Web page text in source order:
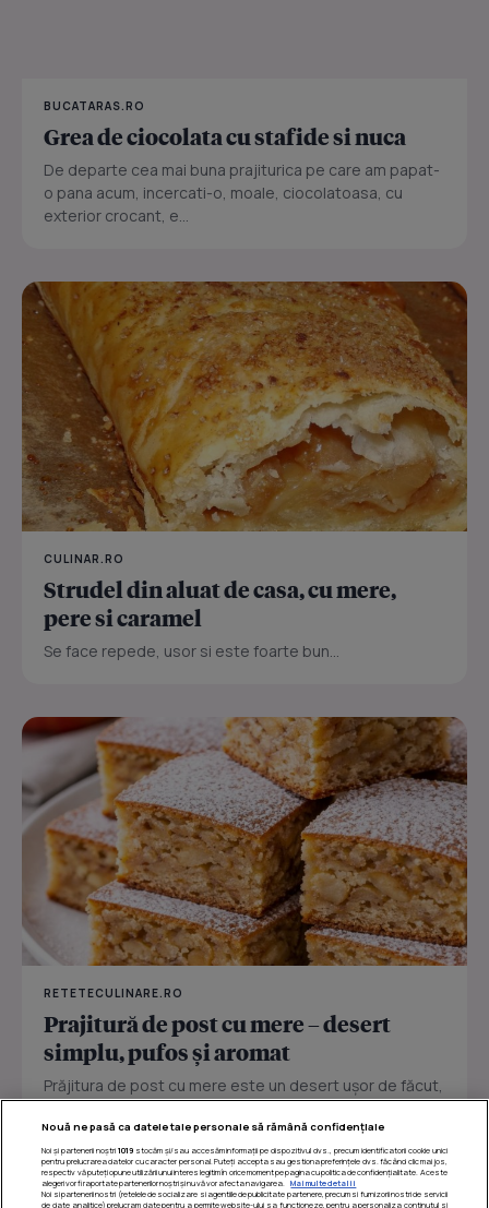
BUCATARAS.RO
Grea de ciocolata cu stafide si nuca
De departe cea mai buna prajiturica pe care am papat-
o pana acum, incercati-o, moale, ciocolatoasa, cu
exterior crocant, e...
CULINAR.RO
Strudel din aluat de casa, cu mere,
pere si caramel
Se face repede, usor si este foarte bun...
RETETECULINARE.RO
Prajitură de post cu mere – desert
simplu, pufos și aromat
Prăjitura de post cu mere este un desert ușor de făcut,
sau...
Nouă ne pasă ca datele tale personale să rămână confidențiale
Noi și partenerii noștri 1019stocăm și/sau accesăm informații pe dispozitivul dvs., precum identificatorii cookie unici
pentru prelucrarea datelor cu caracter personal. Puteți accepta sau gestiona preferințele dvs. făcând clic mai jos,
respectiv vă puteți opune utilizării unui interes legitim în orice moment pe pagina cu politica de confidențialitate. Aceste
alegeri vor fi raportate partenerilor noștri și nu vă vor afecta navigarea.
Mai multe detalii
Noi si partenerii nostri (retelele de socializare si agentiile de publicitate partenere, precum si furnizorii nostri de servicii
de date analitice) prelucram date pentru a permite website-ului sa functioneze, pentru a personaliza continutul si